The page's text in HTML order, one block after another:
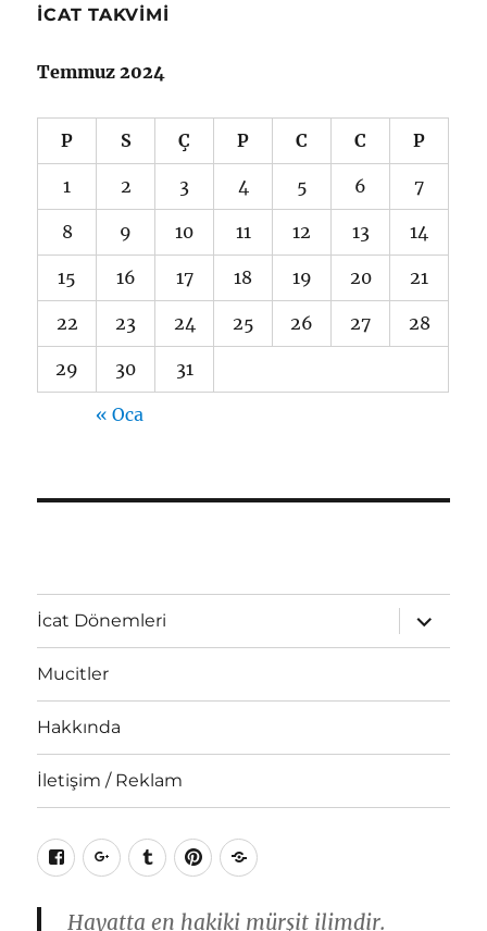
İCAT TAKVIMI
Temmuz 2024
P S Ç P C C P
1 2 3 4 5 6 7
8 9 10 11 12 13 14
15 16 17 18 19 20 21
22 23 24 25 26 27 28
29 30 31
« Oca
İcat Dönemleri
Alt
menüyü
genişlet
Mucitler
Hakkında
İletişim / Reklam
FacebookGoogle+TumblrPinterest
RSS
Hayatta en hakiki mürşit ilimdir.